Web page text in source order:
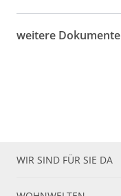
weitere Dokumente
WIR SIND FÜR SIE DA